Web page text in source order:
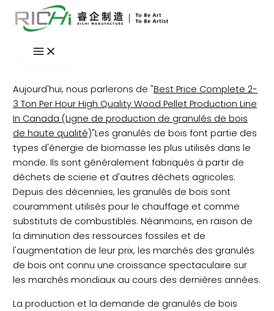
Aller
au
Aujourd'hui, nous parlerons de "Best Price Complete 2-
3 Ton Per Hour High Quality Wood Pellet Production Line
In Canada (Ligne de production de granulés de bois
de haute qualité)"Les granulés de bois font partie des
types d'énergie de biomasse les plus utilisés dans le
monde. Ils sont généralement fabriqués à partir de
déchets de scierie et d'autres déchets agricoles.
Depuis des décennies, les granulés de bois sont
couramment utilisés pour le chauffage et comme
substituts de combustibles. Néanmoins, en raison de
la diminution des ressources fossiles et de
l'augmentation de leur prix, les marchés des granulés
de bois ont connu une croissance spectaculaire sur
les marchés mondiaux au cours des dernières années.
La production et la demande de granulés de bois